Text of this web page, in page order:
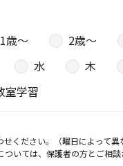
1歳〜 2歳〜
水 木
室学習
ださい。（曜日によって異
ては、保護者の方とご相談